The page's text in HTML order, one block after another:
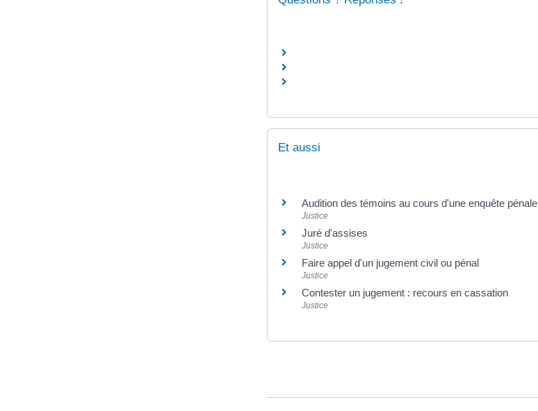
Et aussi
Audition des témoins au cours d'une enquête pénale
Justice
Juré d'assises
Justice
Faire appel d'un jugement civil ou pénal
Justice
Contester un jugement : recours en cassation
Justice